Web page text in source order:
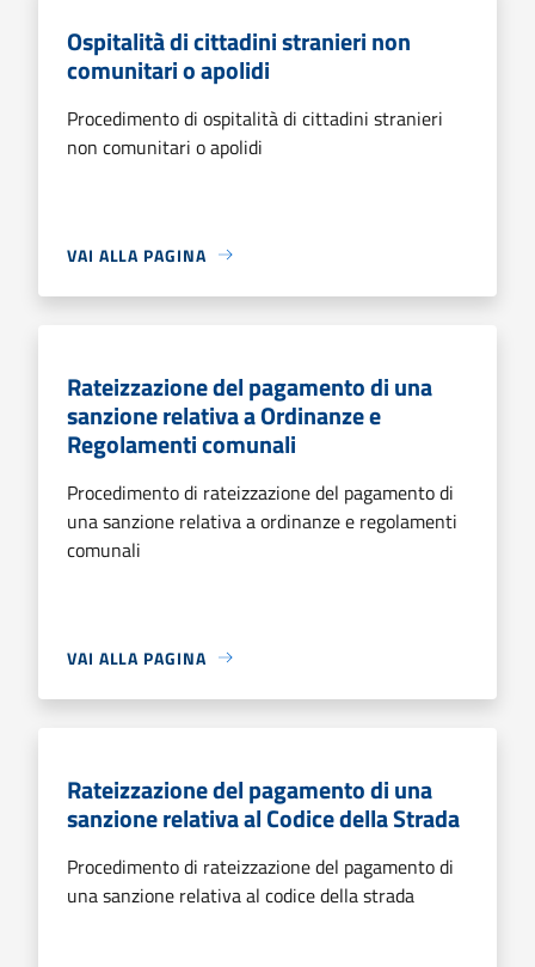
Ospitalità di cittadini stranieri non
comunitari o apolidi
Procedimento di ospitalità di cittadini stranieri
non comunitari o apolidi
VAI ALLA PAGINA
Rateizzazione del pagamento di una
sanzione relativa a Ordinanze e
Regolamenti comunali
Procedimento di rateizzazione del pagamento di
una sanzione relativa a ordinanze e regolamenti
comunali
VAI ALLA PAGINA
Rateizzazione del pagamento di una
sanzione relativa al Codice della Strada
Procedimento di rateizzazione del pagamento di
una sanzione relativa al codice della strada